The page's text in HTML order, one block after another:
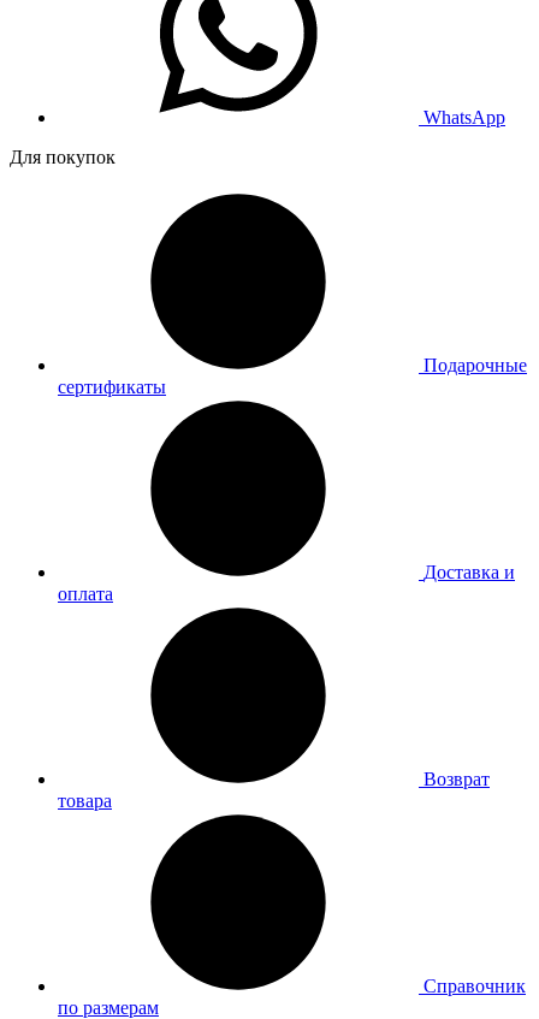
WhatsApp
Для покупок
Подарочные
сертификаты
Доставка и
оплата
Возврат
товара
Справочник
по размерам